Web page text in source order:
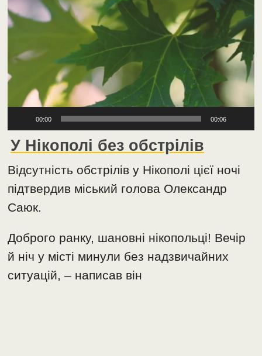
00:00 00:06
У Нікополі без обстрілів
Відсутність обстрілів у Нікополі цієї ночі
підтвердив міський голова Олександр
Саюк.
Доброго ранку, шановні нікопольці! Вечір
й ніч у місті минули без надзвичайних
ситуацій, – написав він